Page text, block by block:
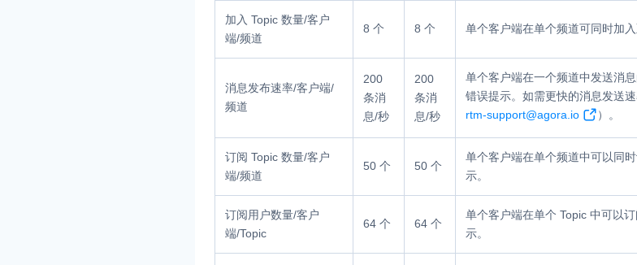
加入 Topic 数量/客户
端/频道
8 个 8 个 单个客户端在单个频道可同时加
消息发布速率/客户端/
频道
200
条消
息/秒
200
条消
息/秒
单个客户端在一个频道中发送消
错误提示。如需更快的消息发送
rtm-support@agora.io
）。
订阅 Topic 数量/客户
端/频道
50 个 50 个
单个客户端在单个频道中可以同
示。
订阅用户数量/客户
端/Topic
64 个 64 个
单个客户端在单个 Topic 中可以
示。